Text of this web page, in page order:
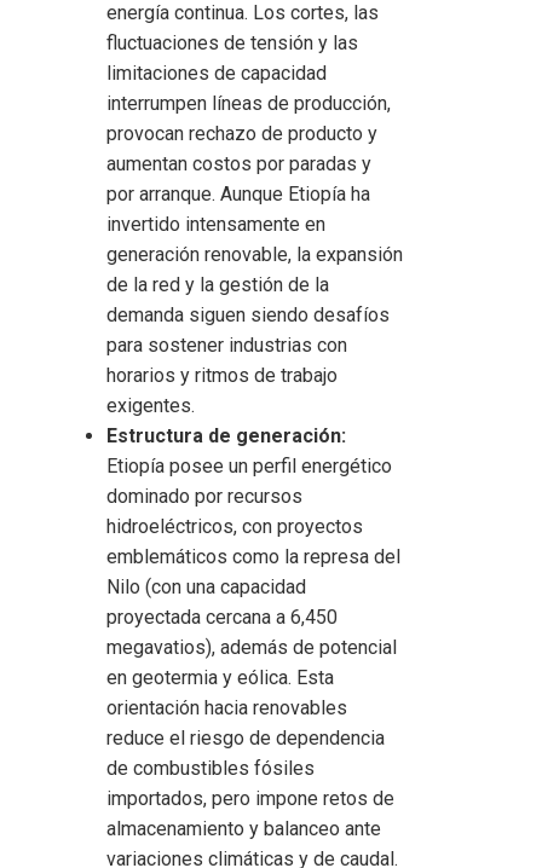
energía continua. Los cortes, las
fluctuaciones de tensión y las
limitaciones de capacidad
interrumpen líneas de producción,
provocan rechazo de producto y
aumentan costos por paradas y
por arranque. Aunque Etiopía ha
invertido intensamente en
generación renovable, la expansión
de la red y la gestión de la
demanda siguen siendo desafíos
para sostener industrias con
horarios y ritmos de trabajo
exigentes.
Estructura de generación:
Etiopía posee un perfil energético
dominado por recursos
hidroeléctricos, con proyectos
emblemáticos como la represa del
Nilo (con una capacidad
proyectada cercana a 6,450
megavatios), además de potencial
en geotermia y eólica. Esta
orientación hacia renovables
reduce el riesgo de dependencia
de combustibles fósiles
importados, pero impone retos de
almacenamiento y balanceo ante
variaciones climáticas y de caudal.